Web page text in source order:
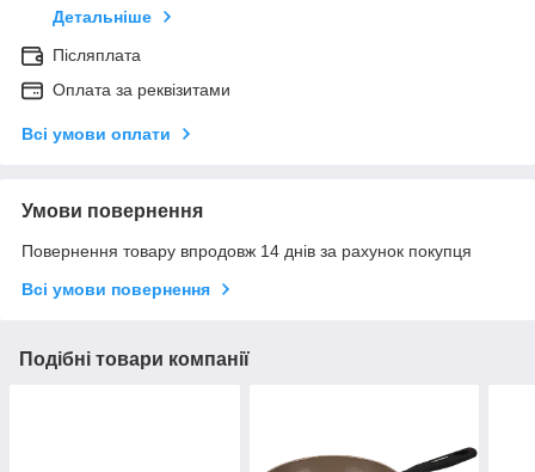
Детальніше
Післяплата
Оплата за реквізитами
Всі умови оплати
Умови повернення
Повернення товару впродовж 14 днів за рахунок покупця
Всі умови повернення
Подібні товари компанії